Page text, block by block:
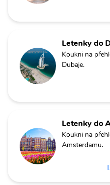
Letenky do
Koukni na
Dubaje.
Letenky do
Koukni na
Amsterdamu.